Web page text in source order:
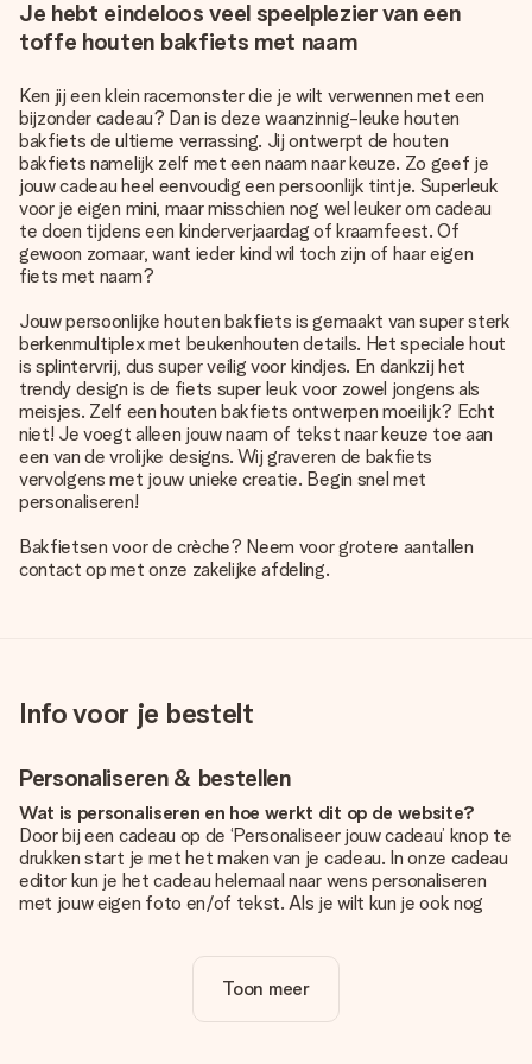
Je hebt eindeloos veel speelplezier van een
toffe houten bakfiets met naam
Ken jij een klein racemonster die je wilt verwennen met een
bijzonder cadeau? Dan is deze waanzinnig-leuke houten
bakfiets de ultieme verrassing. Jij ontwerpt de houten
bakfiets namelijk zelf met een naam naar keuze. Zo geef je
jouw cadeau heel eenvoudig een persoonlijk tintje. Superleuk
voor je eigen mini, maar misschien nog wel leuker om cadeau
te doen tijdens een kinderverjaardag of kraamfeest. Of
gewoon zomaar, want ieder kind wil toch zijn of haar eigen
fiets met naam?
Jouw persoonlijke houten bakfiets is gemaakt van super sterk
berkenmultiplex met beukenhouten details. Het speciale hout
is splintervrij, dus super veilig voor kindjes. En dankzij het
trendy design is de fiets super leuk voor zowel jongens als
meisjes. Zelf een houten bakfiets ontwerpen moeilijk? Echt
niet! Je voegt alleen jouw naam of tekst naar keuze toe aan
een van de vrolijke designs. Wij graveren de bakfiets
vervolgens met jouw unieke creatie. Begin snel met
personaliseren!
Bakfietsen voor de crèche? Neem voor grotere aantallen
contact op met onze zakelijke afdeling.
Info voor je bestelt
Personaliseren & bestellen
Wat is personaliseren en hoe werkt dit op de website?
Door bij een cadeau op de ‘Personaliseer jouw cadeau’ knop te
drukken start je met het maken van je cadeau. In onze cadeau
editor kun je het cadeau helemaal naar wens personaliseren
met jouw eigen foto en/of tekst. Als je wilt kun je ook nog
Is personalisatie in de prijs inbegrepen?
De prijs die op de website wordt getoond is inclusief de
Toon meer